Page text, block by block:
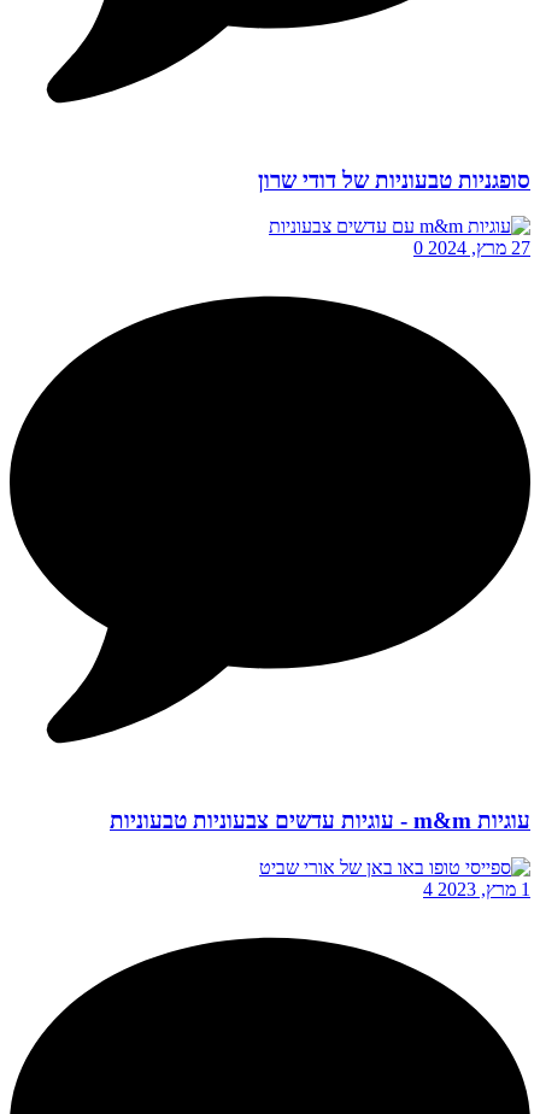
סופגניות טבעוניות של דודי שרון
27 מרץ, 2024 0
עוגיות m&m - עוגיות עדשים צבעוניות טבעוניות
1 מרץ, 2023 4